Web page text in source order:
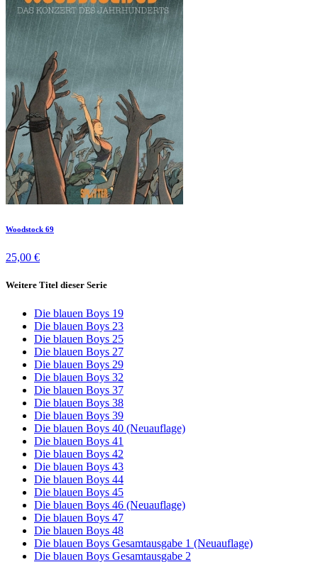
Woodstock 69
25,00 €
Weitere Titel dieser Serie
Die blauen Boys 19
Die blauen Boys 23
Die blauen Boys 25
Die blauen Boys 27
Die blauen Boys 29
Die blauen Boys 32
Die blauen Boys 37
Die blauen Boys 38
Die blauen Boys 39
Die blauen Boys 40 (Neuauflage)
Die blauen Boys 41
Die blauen Boys 42
Die blauen Boys 43
Die blauen Boys 44
Die blauen Boys 45
Die blauen Boys 46 (Neuauflage)
Die blauen Boys 47
Die blauen Boys 48
Die blauen Boys Gesamtausgabe 1 (Neuauflage)
Die blauen Boys Gesamtausgabe 2